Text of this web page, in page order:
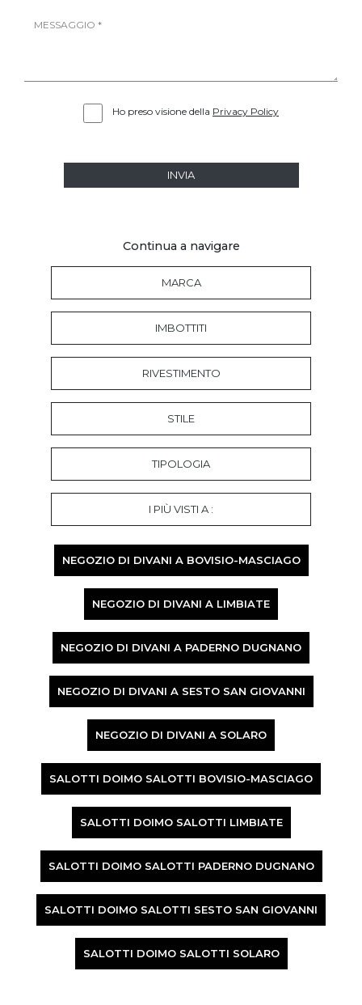
Ho preso visione della Privacy Policy
INVIA
Continua a navigare
MARCA
IMBOTTITI
RIVESTIMENTO
STILE
TIPOLOGIA
I PIÙ VISTI A :
NEGOZIO DI DIVANI A BOVISIO-MASCIAGO
NEGOZIO DI DIVANI A LIMBIATE
NEGOZIO DI DIVANI A PADERNO DUGNANO
NEGOZIO DI DIVANI A SESTO SAN GIOVANNI
NEGOZIO DI DIVANI A SOLARO
SALOTTI DOIMO SALOTTI BOVISIO-MASCIAGO
SALOTTI DOIMO SALOTTI LIMBIATE
SALOTTI DOIMO SALOTTI PADERNO DUGNANO
SALOTTI DOIMO SALOTTI SESTO SAN GIOVANNI
SALOTTI DOIMO SALOTTI SOLARO